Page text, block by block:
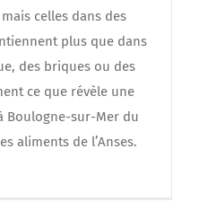
celles dans des
plus que dans
des briques ou des
ce que révèle une
Boulogne-sur-Mer du
aliments de l’Anses.